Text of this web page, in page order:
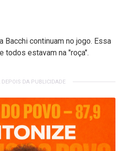
Bacchi continuam no jogo. Essa
todos estavam na "roça".
DEPOIS DA PUBLICIDADE